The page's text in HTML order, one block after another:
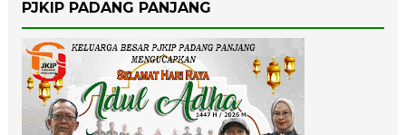
PJKIP PADANG PANJANG